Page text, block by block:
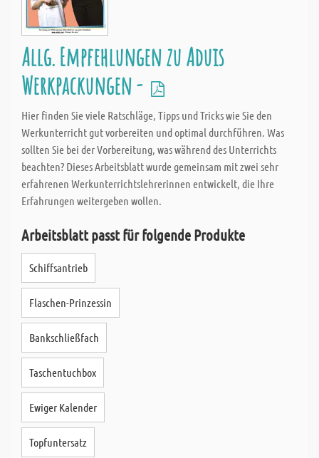
Allg. Empfehlungen zu Aduis
Werkpackungen -
Hier finden Sie viele Ratschläge, Tipps und Tricks wie Sie den
Werkunterricht gut vorbereiten und optimal durchführen. Was
sollten Sie bei der Vorbereitung, was während des Unterrichts
beachten? Dieses Arbeitsblatt wurde gemeinsam mit zwei sehr
erfahrenen Werkunterrichtslehrerinnen entwickelt, die Ihre
Erfahrungen weitergeben wollen.
Arbeitsblatt passt für folgende Produkte
Schiffsantrieb
Flaschen-Prinzessin
Bankschließfach
Taschentuchbox
Ewiger Kalender
Topfuntersatz